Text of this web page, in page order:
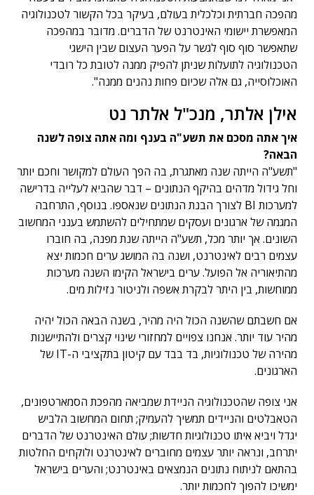
מהפכה חברתית וכלכלית בעולם, בעיקר בכל הקשור לטכנולוגיה
המאפשרת יישומי האינטרנט של הדברים. מדובר במהפכה
שתאפשר סוף סוף לגשר על הפער העצום שבין הישגי
הטכנולוגיה לתועלות שניתן להפיק ממנה לטובת כל רובדי
האוכלוסייה, גם אלה שכיום פחות נהנים ממנה".
אילן אלתר, מנכ"ל אלתר נט
איך אתה מסכם את תשע"ה בענף ומה אתה צופה לשנה
הבאה?
"תשע"ה הייתה שנה מאתגרת, בה הפך העולם למקושר וחכם יותר
וחל גידול מדהים בהיקף הנתונים – דבר שהביא לעלייה בדרישה
למערכות BI לצורך הבנת הנתונים שנאספו. בנוסף, התרחבה
המגמה של ארגונים ועסקים שמתחילים להשתמש בענני המחשוב
השונים. אך יותר מכל, תשע"ה הייתה שנת מפנה, בה חוברו
עצמים רבים לאינטרנט, ושנה בה המושג ערים חכמות יצא
מהתיאוריה אל הפועל. ערים בישראל הקימו השנה מערכות
ממוחשות, בין היתר לבקרת אשפה ולניטור נזילות מים.
אם חשבתם שהשנה הכול היה מהיר, בשנה הבאה הכול יהיה
מהיר עוד יותר. אנחנו צפויים למחזורי שינוי קצרים ולהתיישנות
מהירה של טכנולוגיות, בד בבד עם קיטון בתקציבי ה-IT של
הארגונים.
אני צופה שהטכנולוגיה הניידת שמביאה מהפכת הסמארטפונים,
הטאבלטים והניידים תמשיך להעמיק; תחום המחשוב הלביש
יגדל ויביא איתו טכנולוגיות חדשות; עולם האינטרנט של הדברים
יתרחב, ונראה יותר עצמים מחוברים לאינטרנט ולוקחים החלטות
בהתאם לניתוח נתונים הנמצאים באינטרנט; והערים בישראל
ימשיכו להפוך לחכמות יותר.